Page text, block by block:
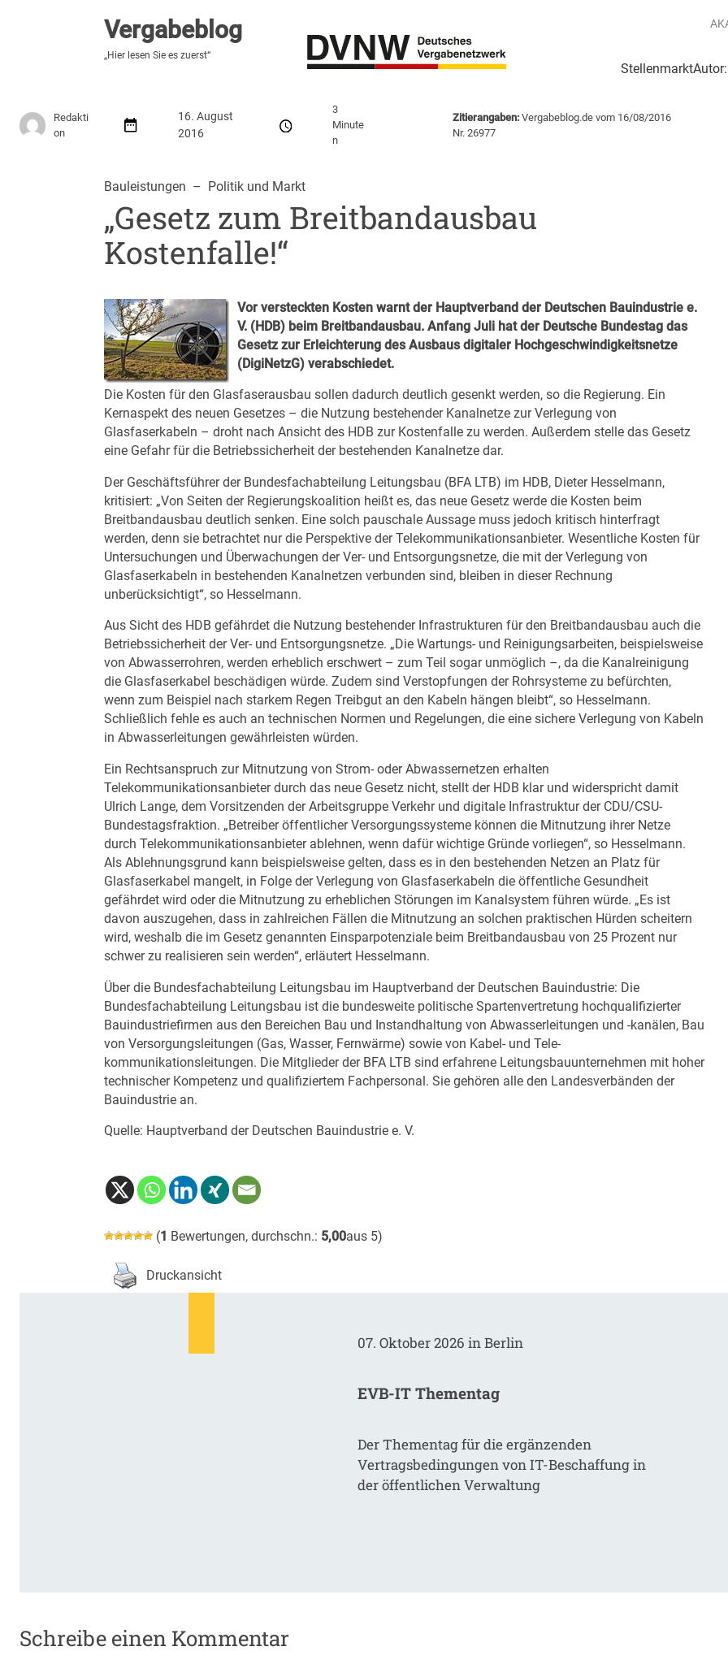
Vergabeblog
„Hier lesen Sie es zuerst“
Stellenmarkt
Vergabeblog
„Hier lesen Sie es zuerst“
Redakti
on
16. August
2016
3
Minute
n
Zitierangaben:Vergabeblog.de vom 16/08/2016
Nr. 26977
Bauleistungen
  –
Politik und Markt
„Gesetz zum Breitbandausbau
Kostenfalle!“
Vor versteckten Kosten warnt der Hauptverband der Deutschen Bauindustrie e.
V. (HDB) beim Breitbandausbau. Anfang Juli hat der Deutsche Bundestag das
Gesetz zur Erleichterung des Ausbaus digitaler Hochgeschwindigkeitsnetze
(DigiNetzG) verabschiedet.
Die Kosten für den Glasfaserausbau sollen dadurch deutlich gesenkt werden, so die Regierung. Ein
Kernaspekt des neuen Gesetzes – die Nutzung bestehender Kanalnetze zur Verlegung von
Glasfaserkabeln – droht nach Ansicht des HDB zur Kostenfalle zu werden. Außerdem stelle das Gesetz
eine Gefahr für die Betriebssicherheit der bestehenden Kanalnetze dar.
Der Geschäftsführer der Bundesfachabteilung Leitungsbau (BFA LTB) im HDB, Dieter Hesselmann,
kritisiert: „Von Seiten der Regierungskoalition heißt es, das neue Gesetz werde die Kosten beim
Breitbandausbau deutlich senken. Eine solch pauschale Aussage muss jedoch kritisch hinterfragt
werden, denn sie betrachtet nur die Perspektive der Telekommunikationsanbieter. Wesentliche Kosten für
Untersuchungen und Überwachungen der Ver- und Entsorgungs­netze, die mit der Verlegung von
Glasfaserkabeln in bestehenden Kanalnetzen verbunden sind, bleiben in dieser Rechnung
unberücksichtigt“, so Hesselmann.
Aus Sicht des HDB gefährdet die Nutzung bestehender Infrastrukturen für den Breitbandausbau auch die
Betriebssicherheit der Ver- und Entsorgungsnetze. „Die Wartungs- und Reinigungsarbeiten, beispielsweise
von Abwasserrohren, werden erheblich erschwert – zum Teil sogar unmöglich –, da die Kanal­reinigung
die Glasfaserkabel beschädigen würde. Zudem sind Verstopfungen der Rohrsysteme zu befürchten,
wenn zum Beispiel nach starkem Regen Treibgut an den Kabeln hängen bleibt“, so Hesselmann.
Schließlich fehle es auch an technischen Normen und Regelungen, die eine sichere Verlegung von Kabeln
in Abwasserleitungen gewährleisten würden.
Ein Rechtsanspruch zur Mitnutzung von Strom- oder Abwassernetzen erhalten
Telekommunikationsanbieter durch das neue Gesetz nicht, stellt der HDB klar und widerspricht damit
Ulrich Lange, dem Vorsitzenden der Arbeitsgruppe Verkehr und digitale Infrastruktur der CDU/CSU-
Bundestagsfraktion. „Betreiber öffentlicher Versorgungssysteme können die Mitnutzung ihrer Netze
durch Telekommunikationsanbieter ablehnen, wenn dafür wichtige Gründe vorliegen“, so Hesselmann.
Als Ablehnungsgrund kann beispielsweise gelten, dass es in den bestehenden Netzen an Platz für
Glasfaserkabel mangelt, in Folge der Verlegung von Glasfaserkabeln die öffentliche Gesundheit
gefährdet wird oder die Mitnutzung zu erheblichen Störungen im Kanalsystem führen würde. „Es ist
davon auszugehen, dass in zahlreichen Fällen die Mitnutzung an solchen praktischen Hürden scheitern
wird, weshalb die im Gesetz genannten Einspar­potenziale beim Breitbandausbau von 25 Prozent nur
schwer zu realisieren sein werden“, erläutert Hesselmann.
Über die Bundesfachabteilung Leitungsbau im Hauptverband der Deutschen Bauindustrie: Die
Bundesfachabteilung Leitungsbau ist die bundesweite politische Sparten­vertretung hoch­qua­lifi­zier­ter
Bauindustriefirmen aus den Bereichen Bau und Instandhaltung von Abwasserleitungen und -kanälen, Bau
von Versorgungs­leitungen (Gas, Wasser, Fernwärme) sowie von Kabel- und Tele­
kommunikationsleitungen. Die Mitglieder der BFA LTB sind erfahrene Leitungs­bauunternehmen mit hoher
technischer Kompetenz und qualifiziertem Fach­personal. Sie gehören alle den Landes­verbänden der
Bauindustrie an.
Quelle: Hauptverband der Deutschen Bauindustrie e. V.
(1 Bewertungen, durchschn.: 5,00aus 5)
Druckansicht
07. Oktober 2026 in Berlin
EVB-IT Thementag
Der Thementag für die ergänzenden
Vertragsbedingungen von IT-Beschaffung in
der öffentlichen Verwaltung
Schreibe einen Kommentar